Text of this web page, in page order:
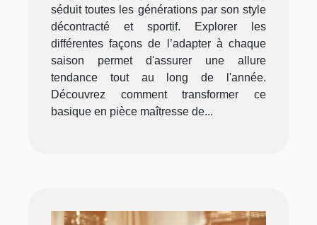
séduit toutes les générations par son style
décontracté et sportif. Explorer les
différentes façons de l’adapter à chaque
saison permet d'assurer une allure
tendance tout au long de l'année.
Découvrez comment transformer ce
basique en pièce maîtresse de...